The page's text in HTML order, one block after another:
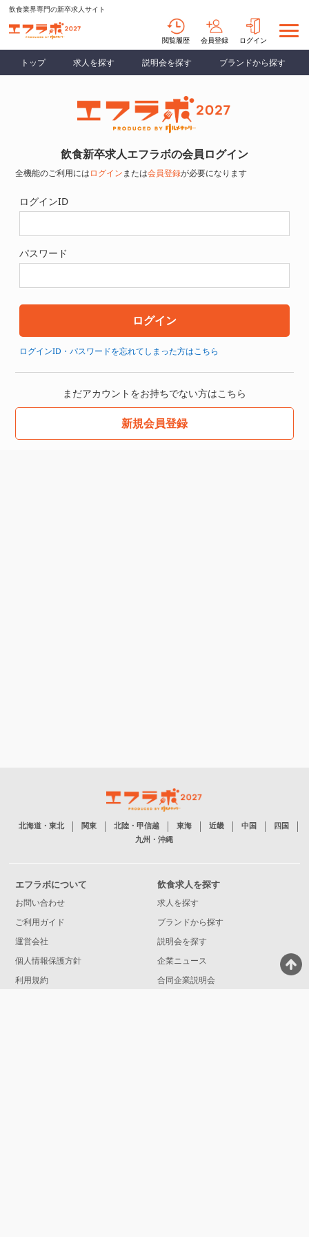
飲食業界専門の新卒求人サイト
閲覧履歴 会員登録 ログイン
トップ 求人を探す 説明会を探す ブランドから探す
飲食新卒求人エフラボの会員ログイン
全機能のご利用にはログインまたは会員登録が必要になります
ログインID
パスワード
ログインID・パスワードを忘れてしまった方はこちら
まだアカウントをお持ちでない方はこちら
新規会員登録
北海道・東北 関東 北陸・甲信越 東海 近畿 中国
四国
九州・沖縄
エフラボについて
お問い合わせ
ご利用ガイド
運営会社
個人情報保護方針
利用規約
飲食求人を探す
求人を探す
ブランドから探す
説明会を探す
企業ニュース
合同企業説明会